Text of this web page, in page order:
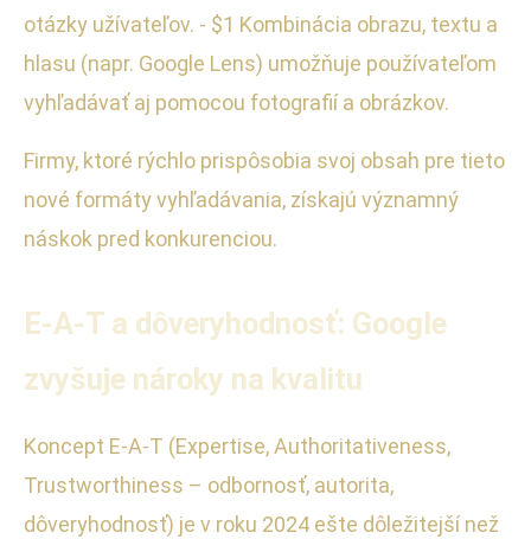
otázky užívateľov. - $1 Kombinácia obrazu, textu a
hlasu (napr. Google Lens) umožňuje používateľom
vyhľadávať aj pomocou fotografií a obrázkov.
Firmy, ktoré rýchlo prispôsobia svoj obsah pre tieto
nové formáty vyhľadávania, získajú významný
náskok pred konkurenciou.
E-A-T a dôveryhodnosť: Google
zvyšuje nároky na kvalitu
Koncept E-A-T (Expertise, Authoritativeness,
Trustworthiness – odbornosť, autorita,
dôveryhodnosť) je v roku 2024 ešte dôležitejší než